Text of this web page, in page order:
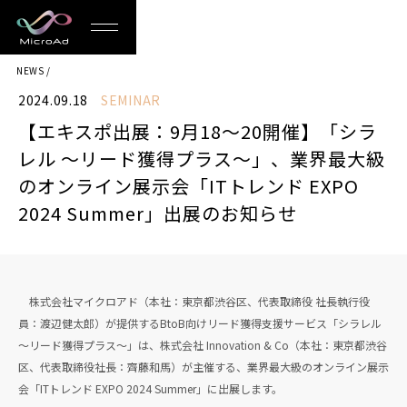
MicroAd
-
Redesigning
the
Future
Life
NEWS
2024.09.18 SEMINAR
【エキスポ出展：9月18〜20開催】「シラ
レル 〜リード獲得プラス〜」、業界最大級
のオンライン展示会「ITトレンド EXPO
2024 Summer」出展のお知らせ
株式会社マイクロアド（本社：東京都渋谷区、代表取締役 社長執行役
員：渡辺健太郎）が提供するBtoB向けリード獲得支援サービス「シラレル
〜リード獲得プラス〜」は、株式会社 Innovation & Co（本社：東京都渋谷
区、代表取締役社長：齊藤和馬）が主催する、業界最大級のオンライン展示
会「ITトレンド EXPO 2024 Summer」に出展します。